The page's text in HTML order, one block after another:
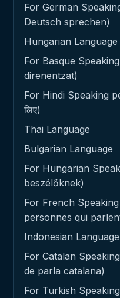
For German
Deutsch sprechen)
Hungarian Language
For Basque
direnentzat)
For Hindi Speaking
लिए)
Thai Language
Bulgarian Language
For Hungarian
beszélőknek)
For French
personnes qui
Indonesian Language
For Catalan
de parla catalana)
For Turkish